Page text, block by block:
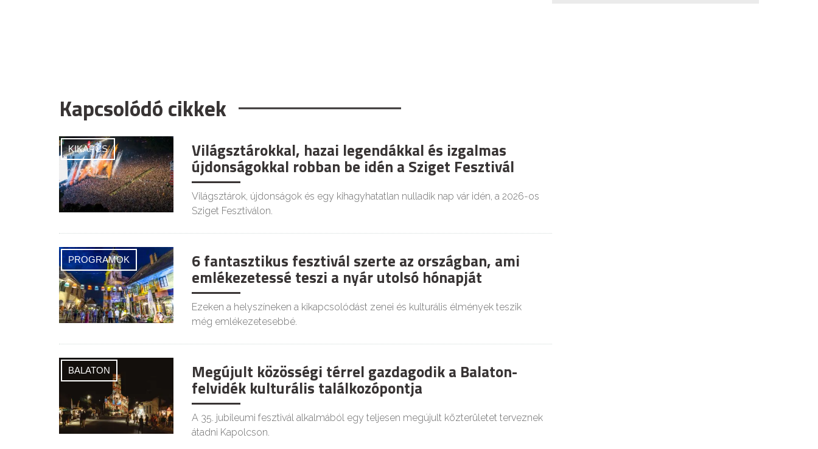
Kapcsolódó cikkek
KIKAPCS Világsztárokkal, hazai legendákkal és izgalmas
újdonságokkal robban be idén a Sziget Fesztivál
Világsztárok, újdonságok és egy kihagyhatatlan nulladik nap vár idén, a 2026-os
Sziget Fesztiválon.
PROGRAMOK 6 fantasztikus fesztivál szerte az országban, ami
emlékezetessé teszi a nyár utolsó hónapját
Ezeken a helyszíneken a kikapcsolódást zenei és kulturális élmények teszik
még emlékezetesebbé.
BALATON Megújult közösségi térrel gazdagodik a Balaton-
felvidék kulturális találkozópontja
A 35. jubileumi fesztivál alkalmából egy teljesen megújult közterületet terveznek
átadni Kapolcson.